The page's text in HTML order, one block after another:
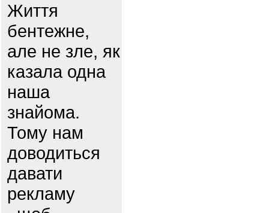
Життя
бентежне,
але не зле, як
казала одна
наша
знайома.
Тому нам
доводиться
давати
рекламу